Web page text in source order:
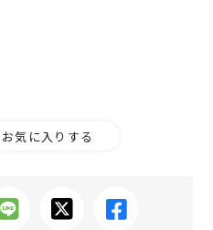
気に入りする